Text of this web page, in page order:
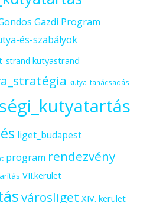
Gazdi Program
és-szabályok
kutyastrand
kutya_tanácsadás
liget_budapest
program rendezvény
VII.kerület
városliget XIV. kerület